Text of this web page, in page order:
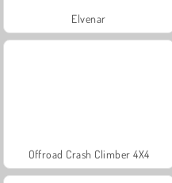
Elvenar
Offroad Crash Climber 4X4